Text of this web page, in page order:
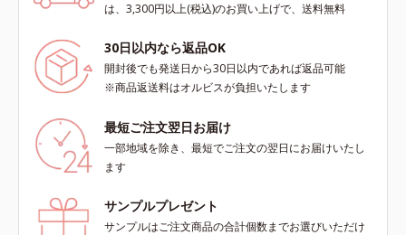
は、3,300円以上(税込)のお買い上げで、送料無料
30日以内なら返品OK
開封後でも発送日から30日以内であれば返品可能
※商品返送料はオルビスが負担いたします
最短ご注文翌日お届け
一部地域を除き、最短でご注文の翌日にお届けいたし
ます
サンプルプレゼント
サンプルはご注文商品の合計個数までお選びいただけ